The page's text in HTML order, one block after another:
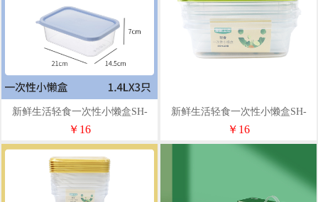
新鲜生活轻食一次性小懒盒SH-
7727
￥16
新鲜生活轻食一次性小懒盒SH-
7726
￥16